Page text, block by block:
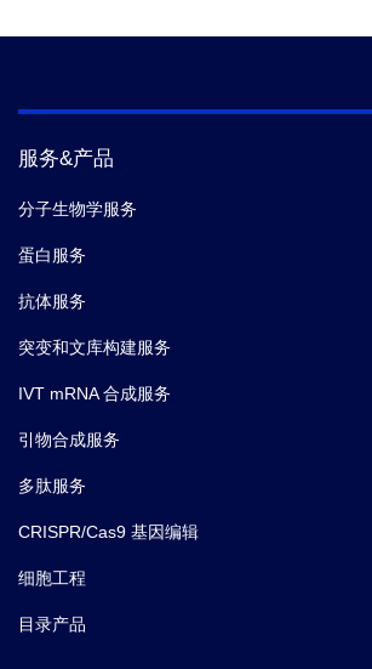
服务&产品
分子生物学服务
蛋白服务
抗体服务
突变和文库构建服务
IVT mRNA 合成服务
引物合成服务
多肽服务
CRISPR/Cas9 基因编辑
细胞工程
目录产品